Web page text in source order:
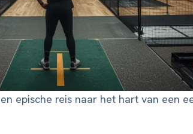
epische reis naar het hart van een